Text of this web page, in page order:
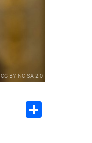
CC BY-NC-SA 2.0